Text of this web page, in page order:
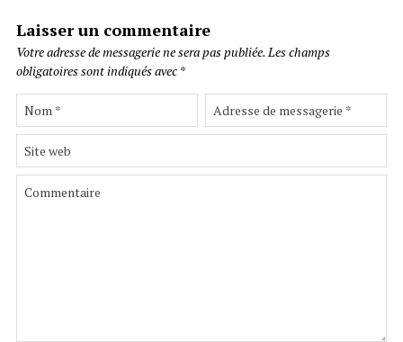
Laisser un commentaire
Votre adresse de messagerie ne sera pas publiée.Les champs
obligatoires sont indiqués avec *